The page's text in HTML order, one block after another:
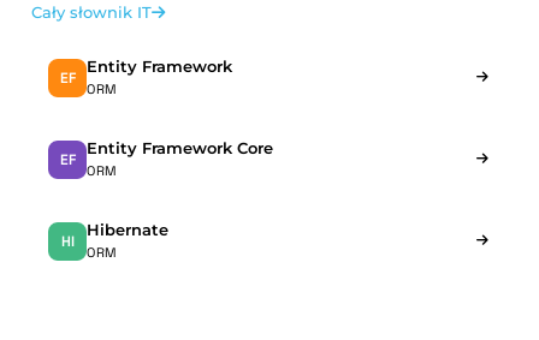
Cały słownik IT
EF
Entity Framework
ORM
EF
Entity Framework Core
ORM
HI
Hibernate
ORM